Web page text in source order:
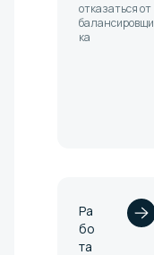
отказаться от
балансировщи
ка
Ра
бо
та